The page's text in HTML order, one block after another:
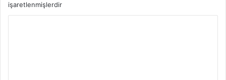
işaretlenmişlerdir